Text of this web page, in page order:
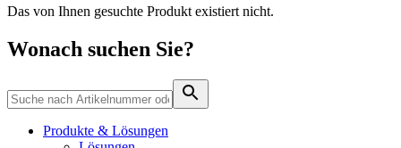
Zahnmedizin
Lösungen
Therapien
B. Braun HomeCare
Wir koordinieren Ihre medizinische Versorgung, wenn Sie aus
Medien
Das von Ihnen gesuchte Produkt existiert nicht.
Wonach suchen Sie?
Produkte & Lösungen